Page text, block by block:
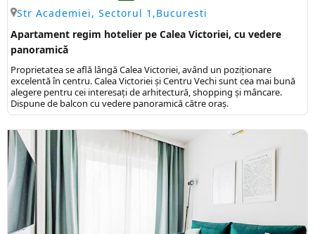
Str Academiei, Sectorul 1,Bucuresti
Apartament regim hotelier pe Calea Victoriei, cu vedere
panoramică
Proprietatea se află lângă Calea Victoriei, având un poziționare
excelentă în centru. Calea Victoriei și Centru Vechi sunt cea mai bună
alegere pentru cei interesați de arhitectură, shopping și mâncare.
Dispune de balcon cu vedere panoramică către oraș.